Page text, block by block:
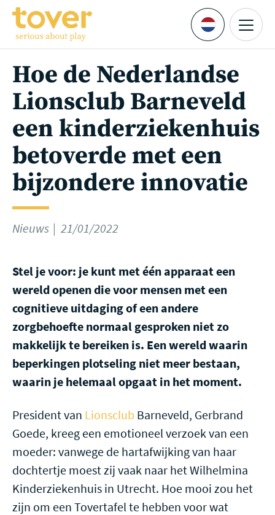
Ga naar hoofdinhoud
Languages
Menu
Hoe de Nederlandse
Lionsclub Barneveld
een kinderziekenhuis
betoverde met een
bijzondere innovatie
Nieuws 21/01/2022
Stel je voor: je kunt met één apparaat een
wereld openen die voor mensen met een
cognitieve uitdaging of een andere
zorgbehoefte normaal gesproken niet zo
makkelijk te bereiken is. Een wereld waarin
beperkingen plotseling niet meer bestaan,
waarin je helemaal opgaat in het moment.
President van Lionsclub Barneveld, Gerbrand
Goede, kreeg een emotioneel verzoek van een
moeder: vanwege de hartafwijking van haar
dochtertje moest zij vaak naar het Wilhelmina
Kinderziekenhuis in Utrecht. Hoe mooi zou het
zijn om een Tovertafel te hebben voor wat